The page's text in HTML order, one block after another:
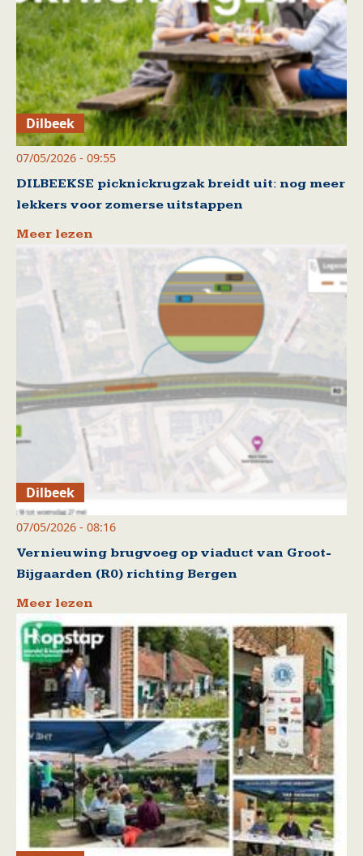
Dilbeek
07/05/2026 - 09:55
DILBEEKSE picknickrugzak breidt uit: nog meer
lekkers voor zomerse uitstappen
Meer lezen
Dilbeek
07/05/2026 - 08:16
Vernieuwing brugvoeg op viaduct van Groot-
Bijgaarden (R0) richting Bergen
Meer lezen